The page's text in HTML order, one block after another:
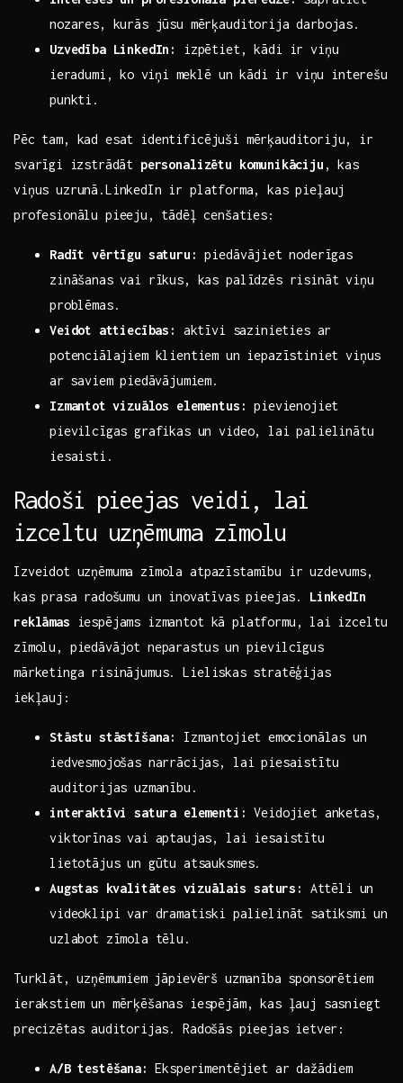
nozares, kurās jūsu ​mērķauditorija ​darbojas.
Uzvedība LinkedIn:
izpētiet, kādi ir viņu
⁣ieradumi, ko ⁤viņi ⁤meklē ‌un kādi ir viņu interešu
punkti.
Pēc​ tam, kad esat identificējuši mērķauditoriju, ir
svarīgi⁤ izstrādāt personalizētu komunikāciju , kas
viņus uzrunā.LinkedIn⁣ ir platforma, kas pieļauj
profesionālu pieeju, ⁢tādēļ⁣ cenšaties:
Radīt vērtīgu saturu: piedāvājiet ⁣noderīgas
‍zināšanas vai rīkus, kas palīdzēs risināt viņu
problēmas.
Veidot ⁢attiecības:
aktīvi ⁣sazinieties ar
‌potenciālajiem‌ klientiem⁢ un iepazīstiniet viņus
ar ⁣saviem piedāvājumiem.
Izmantot⁣ vizuālos ‌elementus: pievienojiet
pievilcīgas ‍grafikas un video, lai palielinātu
iesaisti.
Radoši pieejas veidi, lai
izceltu uzņēmuma zīmolu
Izveidot uzņēmuma zīmola atpazīstamību ir‌ uzdevums,
kas⁤ prasa radošumu ‍un⁤ inovatīvas pieejas. LinkedIn
reklāmas iespējams izmantot kā platformu, ⁣lai izceltu
zīmolu, piedāvājot neparastus ⁤un pievilcīgus
mārketinga risinājumus. Lieliskas ⁢stratēģijas
iekļauj:
Stāstu stāstīšana:
Izmantojiet⁢ emocionālas un
iedvesmojošas narrācijas, lai piesaistītu
auditorijas uzmanību.
interaktīvi satura elementi: Veidojiet anketas,
viktorīnas vai​ aptaujas, lai iesaistītu
lietotājus ‍un gūtu atsauksmes.
Augstas⁤ kvalitātes⁤ vizuālais saturs:
‌Attēli un
videoklipi var dramatiski palielināt ⁢satiksmi un
uzlabot zīmola‌ tēlu.
Turklāt,⁣ uzņēmumiem ⁤jāpievērš uzmanība sponsorētiem
ierakstiem un‌ mērķēšanas⁣ iespējām, kas ļauj ​sasniegt
precizētas⁢ auditorijas. Radošās ⁣pieejas‌ ietver:
A/B ​testēšana: ⁢Eksperimentējiet‍ ar dažādiem